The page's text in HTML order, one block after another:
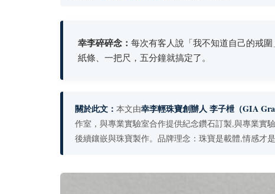
幸李碎碎念： 每次有客人說「我不知道自己的戒
紙條、一把尺，五分鐘就搞定了。
關於此文： 本文由幸李輕珠寶創辦人 李子枻（GIA
作室，與專業實驗室合作提供紀念鑽石訂製,與專業實
後續鑲嵌與珠寶製作。品牌理念：珠寶是載體,情感才是